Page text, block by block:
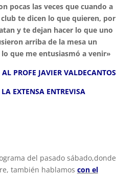
pocas las veces que cuando a
te dicen lo que quieren, por
y te dejan hacer lo que uno
arriba de la mesa un
que me entusiasmó a venir»
PROFE JAVIER VALDECANTOS
EXTENSA ENTREVISA
del pasado sábado,donde
también hablamos con el